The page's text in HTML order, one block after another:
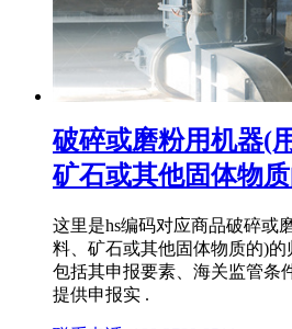
破碎或磨粉用机器(
矿石或其他固体物
这里是hs编码对应商品破碎或
料、矿石或其他固体物质的)
包括其申报要素、海关监管条
提供申报实 .